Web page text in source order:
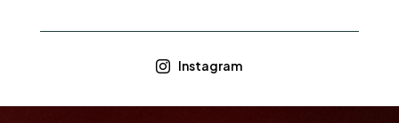
 Instagram